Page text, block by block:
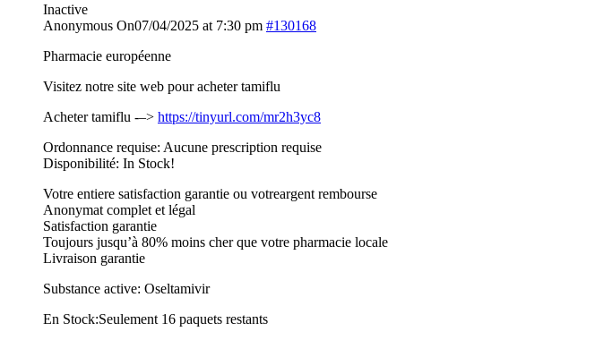
Inactive
Anonymous On07/04/2025 at 7:30 pm #130168
Pharmacie européenne
Visitez notre site web pour acheter tamiflu
Acheter tamiflu -–> https://tinyurl.com/mr2h3yc8
Ordonnance requise: Aucune prescription requise
Disponibilité: In Stock!
Votre entiere satisfaction garantie ou votreargent rembourse
Anonymat complet et légal
Satisfaction garantie
Toujours jusqu’à 80% moins cher que votre pharmacie locale
Livraison garantie
Substance active: Oseltamivir
En Stock:Seulement 16 paquets restants